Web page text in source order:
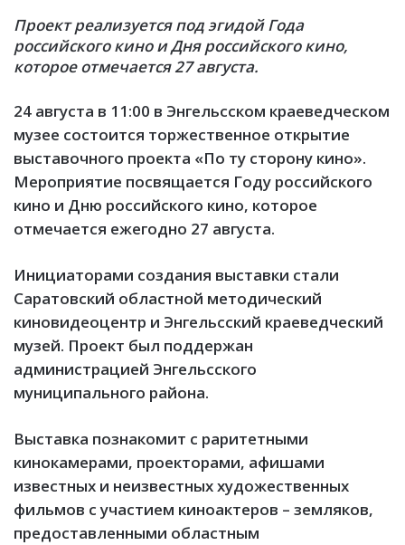
Проект реализуется под эгидой Года
российского кино и Дня российского кино,
которое отмечается 27 августа.
24 августа в 11:00 в Энгельсском краеведческом
музее состоится торжественное открытие
выставочного проекта «По ту сторону кино».
Мероприятие посвящается Году российского
кино и Дню российского кино, которое
отмечается ежегодно 27 августа.
Инициаторами создания выставки стали
Саратовский областной методический
киновидеоцентр и Энгельсский краеведческий
музей. Проект был поддержан
администрацией Энгельсского
муниципального района.
Выставка познакомит с раритетными
кинокамерами, проекторами, афишами
известных и неизвестных художественных
фильмов с участием киноактеров – земляков,
предоставленными областным